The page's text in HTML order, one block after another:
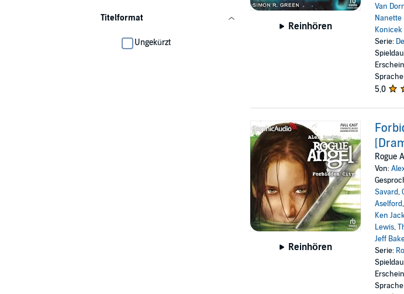
Titelformat
Ungekürzt
Reinhören
Van
Nanette
Konicek
Serie:
5,0
Reinhören
Rogue
Von:
Savard,
Aselford,
Ken
Lewis,
Jeff
Serie: